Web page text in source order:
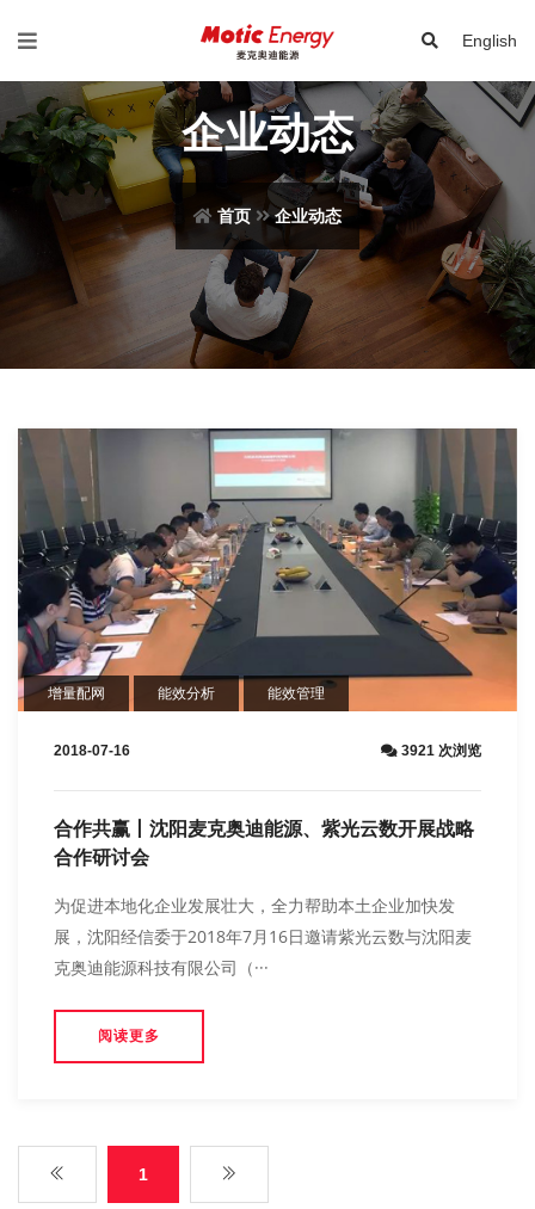
English
企业动态
首页 企业动态
增量配网 能效分析 能效管理
2018-07-16 3921 次浏览
合作共赢丨沈阳麦克奥迪能源、紫光云数开展战略
合作研讨会
为促进本地化企业发展壮大，全力帮助本土企业加快发
展，沈阳经信委于2018年7月16日邀请紫光云数与沈阳麦
克奥迪能源科技有限公司（···
阅读更多
1